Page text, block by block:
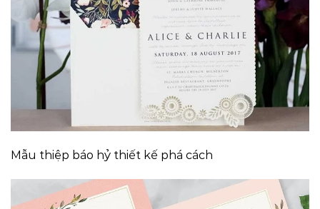
Mẫu thiệp báo hỷ thiết kế phá cách